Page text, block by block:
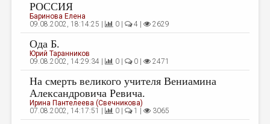
РОССИЯ
Баринова Елена
09.08.2002, 18:14:25 |
0 | 4 | 2629
Ода Б.
Юрий Таранников
09.08.2002, 14:29:34 |
0 | 0 | 2471
На смерть великого учителя Вениамина
Александровича Ревича.
Ирина Пантелеева (Свечникова)
07.08.2002, 14:17:51 |
0 | 1 | 3065